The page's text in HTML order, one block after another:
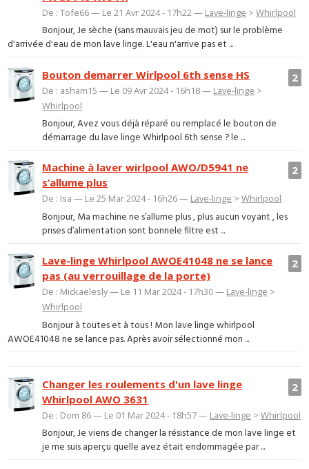
De : Tofe66 — Le 21 Avr 2024 - 17h22 — Lave-linge >Whirlpool
Bonjour, Je sèche (sans mauvais jeu de mot) sur le problème
d'arrivée d'eau de mon lave linge. L'eau n'arrive pas et ...
2
Bouton demarrer Wirlpool 6th sense HS
De : asham15 — Le 09 Avr 2024 - 16h18 — Lave-linge >
Whirlpool
Bonjour, Avez vous déjà réparé ou remplacé le bouton de
démarrage du lave linge Whirlpool 6th sense ? le ...
2
Machine à laver wirlpool AWO/D5941 ne
s’allume plus
De : Isa — Le 25 Mar 2024 - 16h26 — Lave-linge >Whirlpool
Bonjour, Ma machine ne s’allume plus , plus aucun voyant , les
prises d’alimentation sont bonnele filtre est ...
2
Lave-linge Whirlpool AWOE41048 ne se lance
pas (au verrouillage de la porte)
De : Mickaelesly — Le 11 Mar 2024 - 17h30 — Lave-linge >
Whirlpool
Bonjour à toutes et à tous ! Mon lave linge whirlpool
AWOE41048 ne se lance pas. Après avoir sélectionné mon ...
2
Changer les roulements d'un lave linge
Whirlpool AWO 3631
De : Dom 86 — Le 01 Mar 2024 - 18h57 — Lave-linge >Whirlpool
Bonjour, Je viens de changer la résistance de mon lave linge et
je me suis aperçu quelle avez était endommagée par ...